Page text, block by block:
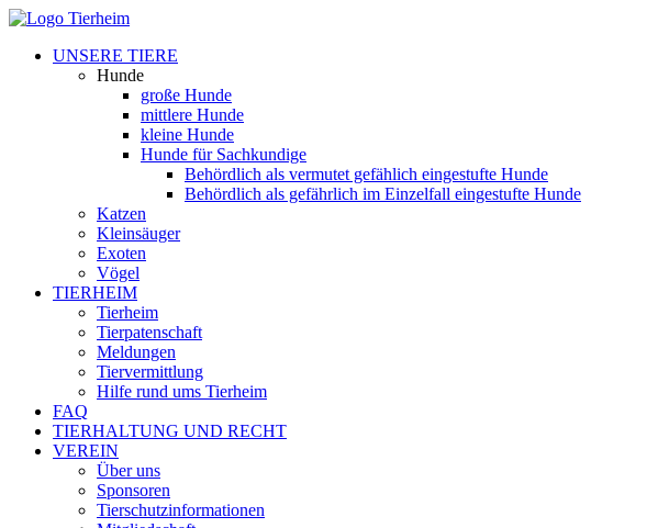
UNSERE TIERE
Hunde
große Hunde
mittlere Hunde
kleine Hunde
Hunde für Sachkundige
Behördlich als vermutet gefählich eingestufte Hunde
Behördlich als gefährlich im Einzelfall eingestufte Hunde
Katzen
Kleinsäuger
Exoten
Vögel
TIERHEIM
Tierheim
Tierpatenschaft
Meldungen
Tiervermittlung
Hilfe rund ums Tierheim
FAQ
TIERHALTUNG UND RECHT
VEREIN
Über uns
Sponsoren
Tierschutzinformationen